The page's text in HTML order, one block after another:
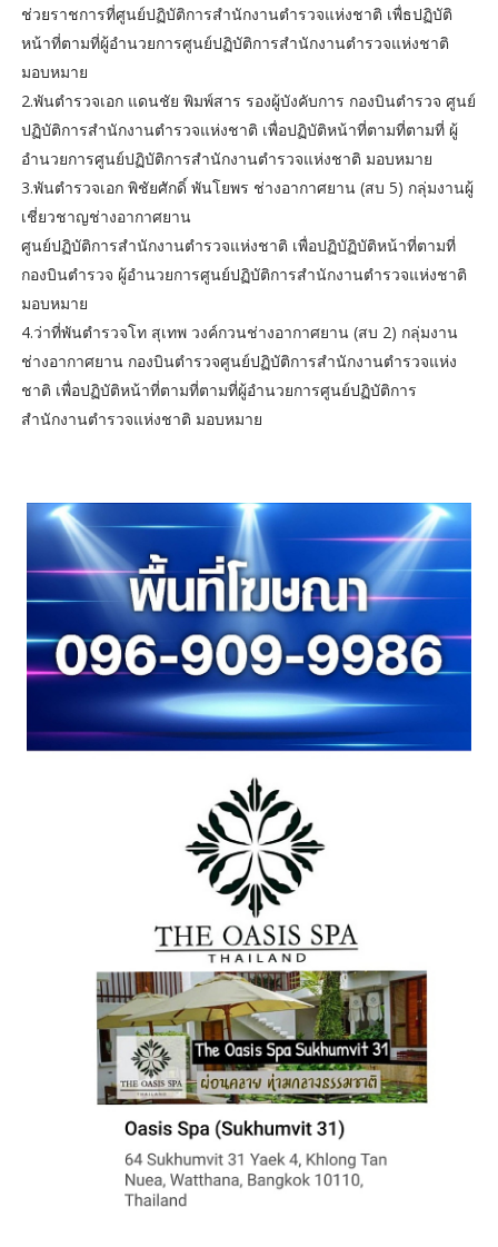
ช่วยราชการที่ศูนย์ปฏิบัติการสำนักงานตำรวจแห่งชาติ เพื่ธปฏิบัติ
หน้าที่ตามที่ผู้อำนวยการศูนย์ปฏิบัติการสำนักงานตำรวจแห่งชาติ
มอบหมาย
2.พันตำรวจเอก แดนชัย พิมพ์สาร รองผู้บังคับการ กองบินตำรวจ ศูนย์
ปฏิบัติการสำนักงานตำรวจแห่งชาติ เพื่อปฏิบัติหน้าที่ตามที่ตามที่ ผู้
อำนวยการศูนย์ปฏิบัติการสำนักงานตำรวจแห่งชาติ มอบหมาย
3.พันตำรวจเอก พิชัยศักดิ์ พันโยพร ช่างอากาศยาน (สบ 5) กลุ่มงานผู้
เชี่ยวชาญช่างอากาศยาน
ศูนย์ปฏิบัติการสำนักงานตำรวจแห่งชาติ เพื่อปฏิบัฏิบัติหน้าที่ตามที่
กองบินตำรวจ ผู้อำนวยการศูนย์ปฏิบัติการสำนักงานตำรวจแห่งชาติ
มอบหมาย
4.ว่าที่พันตำรวจโท สุเทพ วงค์กวนช่างอากาศยาน (สบ 2) กลุ่มงาน
ช่างอากาศยาน กองบินตำรวจศูนย์ปฏิบัติการสำนักงานตำรวจแห่ง
ชาติ เพื่อปฏิบัติหน้าที่ตามที่ตามที่ผู้อำนวยการศูนย์ปฏิบัติการ
สำนักงานตำรวจแห่งชาติ มอบหมาย